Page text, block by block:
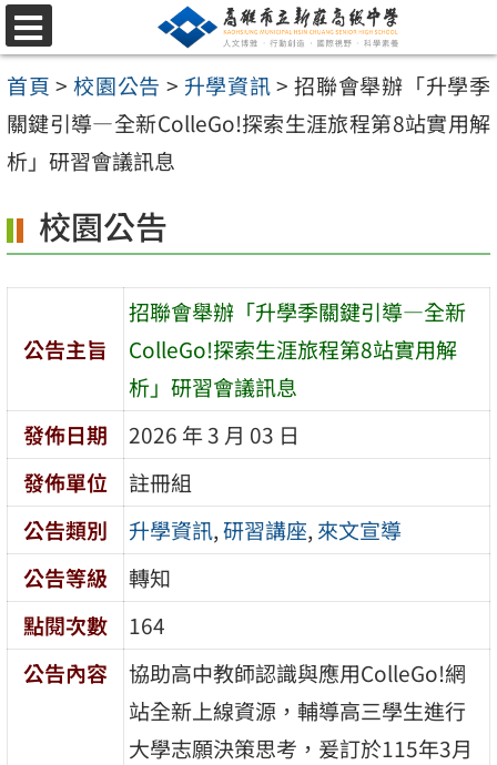
跳
至
主
要
內
區
選
單
首頁 > 校園公告 > 升學資訊> 招聯會舉辦「升學季
關鍵引導—全新ColleGo!探索生涯旅程第8站實用解
析」研習會議訊息
校園公告
公告主旨
招聯會舉辦「升學季關鍵引導—全新
ColleGo!探索生涯旅程第8站實用解
析」研習會議訊息
發佈日期
2026 年 3 月 03 日
發佈單位
註冊組
公告類別
升學資訊,研習講座,來文宣導
公告等級
轉知
點閱次數
164
公告內容
協助高中教師認識與應用ColleGo!網
站全新上線資源，輔導高三學生進行
大學志願決策思考，爰訂於115年3月